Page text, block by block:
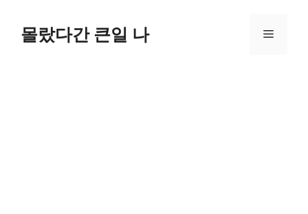
몰랐다간 큰일 나 메